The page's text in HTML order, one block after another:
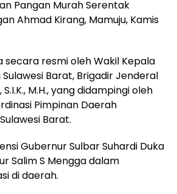
Pangan Murah Serentak
Ahmad Kirang, Mamuju, Kamis
secara resmi oleh Wakil Kepala
Barat, Brigadir Jenderal
M.H., yang didampingi oleh
Pimpinan Daerah
Barat.
Gubernur Sulbar Suhardi Duka
Salim S Mengga dalam
di daerah.